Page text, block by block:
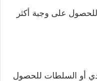
على وجبة أكثر
أو السلطات للحصول